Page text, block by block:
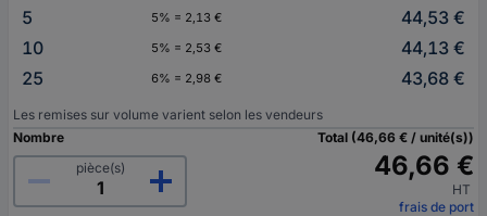
5
5% = 2,13 €
44,53 €
10
5% = 2,53 €
44,13 €
25
6% = 2,98 € 43,68 €
Les remises sur volume varient selon les vendeurs
Nombre
pièce(s)
Total (46,66 € / unité(s))
46,66 €
HT
frais de port